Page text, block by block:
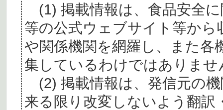
(1) 掲載情報は、食品安全
等の公式ウェブサイト等か
や関係機関を網羅し、また各
集しているわけではありませ
(2) 掲載情報は、発信元の
来る限り改変しないよう翻訳